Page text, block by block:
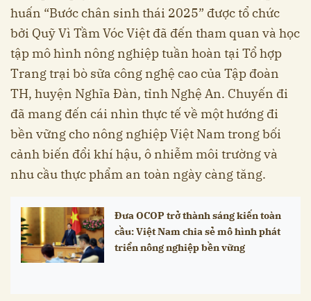
huấn “Bước chân sinh thái 2025” được tổ chức
bởi Quỹ Vì Tầm Vóc Việt đã đến tham quan và học
tập mô hình nông nghiệp tuần hoàn tại Tổ hợp
Trang trại bò sữa công nghệ cao của Tập đoàn
TH, huyện Nghĩa Đàn, tỉnh Nghệ An. Chuyến đi
đã mang đến cái nhìn thực tế về một hướng đi
bền vững cho nông nghiệp Việt Nam trong bối
cảnh biến đổi khí hậu, ô nhiễm môi trường và
nhu cầu thực phẩm an toàn ngày càng tăng.
Đưa OCOP trở thành sáng kiến toàn
cầu: Việt Nam chia sẻ mô hình phát
triển nông nghiệp bền vững